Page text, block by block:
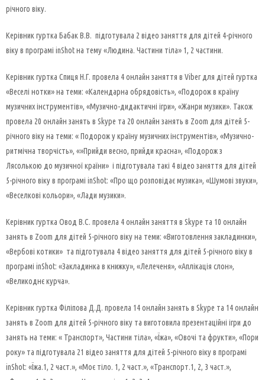
річного віку.
Керівник гуртка Бабак В.В. підготувала 2 відео заняття для дітей 4-річного
віку в програмі inShot на тему «Людина. Частини тіла» 1, 2 частини.
Керівник гуртка Спиця Н.Г. провела 4 онлайн заняття в Viber для дітей гуртка
«Веселі нотки» на теми: «Календарна обрядовість», «Подорож в країну
музичних інструментів», «Музично-дидактичні ігри», «Жанри музики». Також
провела 20 онлайн занять в Skype та 20 онлайн занять в Zoom для дітей 5-
річного віку на теми: « Подорож у країну музичних інструментів», «Музично-
ритмічна творчість», «»Прийди весно, прийди красна», «Подорож з
Лясолькою до музичної країни» і підготувала такі 4 відео заняття для дітей
5-річного віку в програмі inShot: «Про що розповідає музика», «Шумові звуки»,
«Веселкові кольори», «Лади музики».
Керівник гуртка Овод В.С. провела 4 онлайн заняття в Skype та 10 онлайн
занять в Zoom для дітей 5-річного віку на теми: «Виготовлення закладинки»,
«Вербові котики» та підготувала 4 відео заняття для дітей 5-річного віку в
програмі inShot: «Закладинка в книжку», «Лелеченя», «Аплікація слон»,
«Великоднє курча».
Керівник гуртка Філіпова Д.Д. провела 14 онлайн занять в Skype та 14 онлайн
занять в Zoom для дітей 5-річного віку та виготовила презентаційні ігри до
занять на теми: « Транспорт», Частини тіла», «Їжа», «Овочі та фрукти», «Пори
року» та підготувала 21 відео заняття для дітей 5-річного віку в програмі
inShot: «Їжа.1, 2 част.», «Моє тіло. 1, 2 част.», «Транспорт.1, 2, 3 част.»,